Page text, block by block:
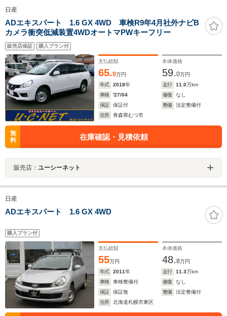
日産
ADエキスパート 1.6 GX 4WD 車検R9年4月社外ナビB
カメラ衝突低減装置4WDオートマPWキーフリー
販売店保証 購入プラン付
支払総額
65.9万円
本体価格
59.0万円
年式
2018年 走行 11.0万km
車検
'27/04 修復
なし
保証
保証付 整備
法定整備付
住所
青森県むつ市
無
料
在庫確認・見積依頼
販売店： ユーシーネット
日産
ADエキスパート 1.6 GX 4WD
購入プラン付
支払総額
55万円
本体価格
48.8万円
年式
2011年 走行 11.3万km
車検
車検整備付 修復
なし
保証
保証無 整備
法定整備付
住所
北海道札幌市東区